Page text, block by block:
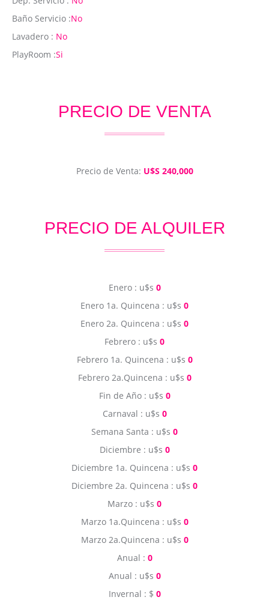
Baño Servicio :No
Lavadero : No
PlayRoom :Si
PRECIO DE VENTA
Precio de Venta: U$S 240,000
PRECIO DE ALQUILER
Enero : u$s 0
Enero 1a. Quincena : u$s 0
Enero 2a. Quincena : u$s 0
Febrero : u$s 0
Febrero 1a. Quincena : u$s 0
Febrero 2a.Quincena : u$s 0
Fin de Año : u$s 0
Carnaval : u$s 0
Semana Santa : u$s 0
Diciembre : u$s 0
Diciembre 1a. Quincena : u$s 0
Diciembre 2a. Quincena : u$s 0
Marzo : u$s 0
Marzo 1a.Quincena : u$s 0
Marzo 2a.Quincena : u$s 0
Anual : 0
Anual : u$s 0
Invernal : $ 0